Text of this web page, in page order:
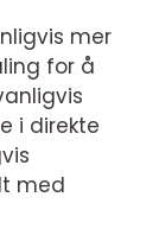
mer
for å
i direkte
med